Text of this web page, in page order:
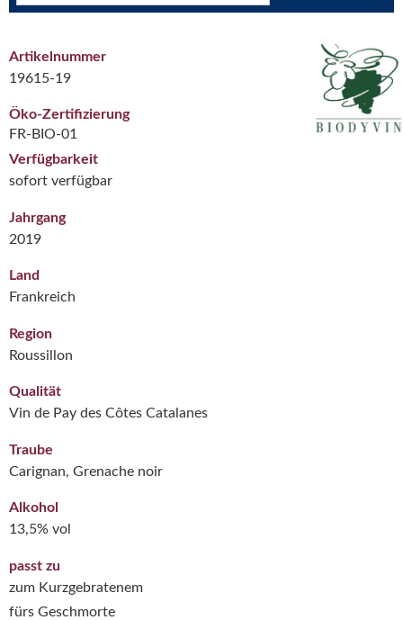
Artikelnummer
19615-19
Öko-Zertifizierung
FR-BIO-01
Verfügbarkeit
sofort verfügbar
Jahrgang
2019
Land
Frankreich
Region
Roussillon
Qualität
Vin de Pay des Côtes Catalanes
Traube
Carignan, Grenache noir
Alkohol
13,5% vol
passt zu
zum Kurzgebratenem
fürs Geschmorte